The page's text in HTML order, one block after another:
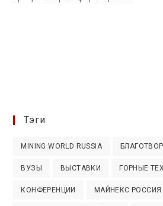
Тэги
MINING WORLD RUSSIA
ВУЗЫ ВЫСТАВКИ ГОРНЫЕ
КОНФЕРЕНЦИИ МАЙНЕКС РОССИЯ